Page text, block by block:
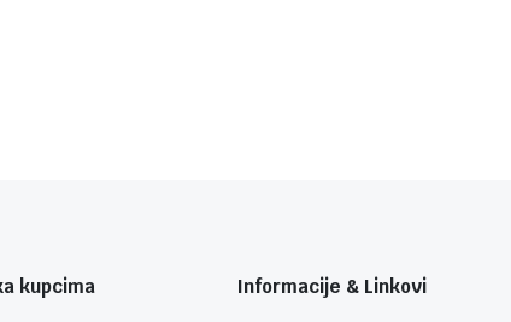
kupcima Informacije & Linkovi